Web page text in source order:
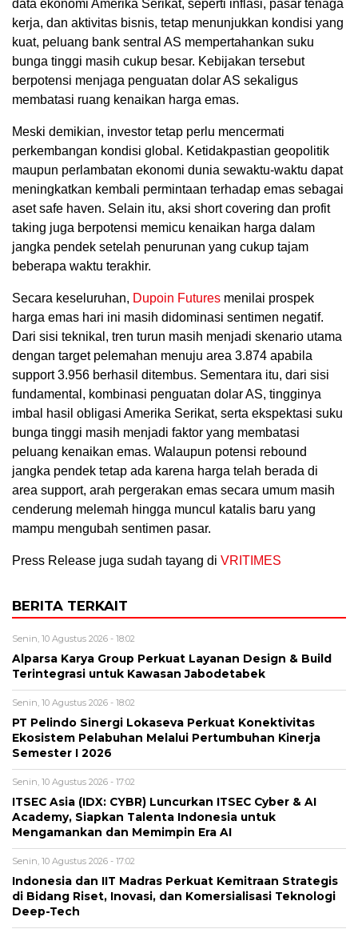
data ekonomi Amerika Serikat, seperti inflasi, pasar tenaga
kerja, dan aktivitas bisnis, tetap menunjukkan kondisi yang
kuat, peluang bank sentral AS mempertahankan suku
bunga tinggi masih cukup besar. Kebijakan tersebut
berpotensi menjaga penguatan dolar AS sekaligus
membatasi ruang kenaikan harga emas.
Meski demikian, investor tetap perlu mencermati
perkembangan kondisi global. Ketidakpastian geopolitik
maupun perlambatan ekonomi dunia sewaktu-waktu dapat
meningkatkan kembali permintaan terhadap emas sebagai
aset safe haven. Selain itu, aksi short covering dan profit
taking juga berpotensi memicu kenaikan harga dalam
jangka pendek setelah penurunan yang cukup tajam
beberapa waktu terakhir.
Secara keseluruhan, Dupoin Futures menilai prospek
harga emas hari ini masih didominasi sentimen negatif.
Dari sisi teknikal, tren turun masih menjadi skenario utama
dengan target pelemahan menuju area 3.874 apabila
support 3.956 berhasil ditembus. Sementara itu, dari sisi
fundamental, kombinasi penguatan dolar AS, tingginya
imbal hasil obligasi Amerika Serikat, serta ekspektasi suku
bunga tinggi masih menjadi faktor yang membatasi
peluang kenaikan emas. Walaupun potensi rebound
jangka pendek tetap ada karena harga telah berada di
area support, arah pergerakan emas secara umum masih
cenderung melemah hingga muncul katalis baru yang
mampu mengubah sentimen pasar.
Press Release juga sudah tayang di VRITIMES
BERITA TERKAIT
Senin, 10 Agustus 2026 - 18:02
Alparsa Karya Group Perkuat Layanan Design & Build
Terintegrasi untuk Kawasan Jabodetabek
Senin, 10 Agustus 2026 - 18:02
PT Pelindo Sinergi Lokaseva Perkuat Konektivitas
Ekosistem Pelabuhan Melalui Pertumbuhan Kinerja
Semester I 2026
Senin, 10 Agustus 2026 - 17:02
ITSEC Asia (IDX: CYBR) Luncurkan ITSEC Cyber & AI
Academy, Siapkan Talenta Indonesia untuk
Mengamankan dan Memimpin Era AI
Senin, 10 Agustus 2026 - 17:02
Indonesia dan IIT Madras Perkuat Kemitraan Strategis
di Bidang Riset, Inovasi, dan Komersialisasi Teknologi
Deep-Tech